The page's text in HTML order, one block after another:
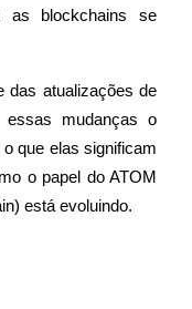
as blockchains se
das atualizações de
essas mudanças o
que elas significam
o papel do ATOM
está evoluindo.